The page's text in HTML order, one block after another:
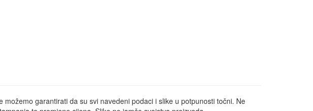
garantirati da su svi navedeni podaci i slike u potpunosti točni. Ne